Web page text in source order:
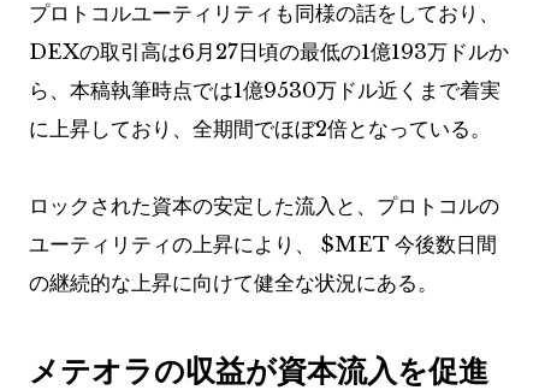
プロトコルユーティリティも同様の話をしており、
DEXの取引高は6月27日頃の最低の1億193万ドルか
ら、本稿執筆時点では1億9530万ドル近くまで着実
に上昇しており、全期間でほぼ2倍となっている。
ロックされた資本の安定した流入と、プロトコルの
ユーティリティの上昇により、 $MET 今後数日間
の継続的な上昇に向けて健全な状況にある。
メテオラの収益が資本流入を促進